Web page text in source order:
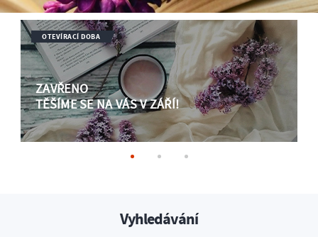
OTEVÍRACÍ DOBA
ZAVŘENO
TĚŠÍME SE NA VÁS V ZÁŘÍ!
Vyhledávání